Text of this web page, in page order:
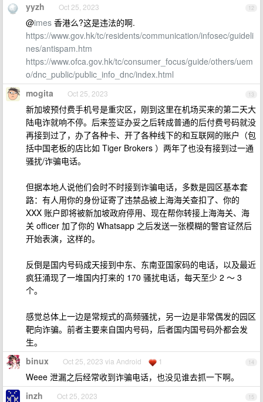
12
yyzh Oct 25, 2023
@imes 香港么?这是违法的啊.
https://www.gov.hk/tc/residents/communication/infosec/guideli
nes/antispam.htm
https://www.ofca.gov.hk/tc/consumer_focus/guide/others/uem
o/dnc_public/public_info_dnc/index.html
13
mogita Oct 25, 2023
新加坡预付费手机号是重灾区，刚到这里在机场买来的第二天大
陆电诈就响不停。后来签证办妥之后转成普通的后付费号码就没
再接到过了，办了各种卡、开了各种线下的和互联网的账户（包
括中国老板的店比如 Tiger Brokers ）两年了也没有接到过一通
骚扰/诈骗电话。
但据本地人说他们会时不时接到诈骗电话，多数是园区基本套
路：有人用你的身份证寄了违禁品被上海海关查扣了、你的
XXX 账户即将被新加坡政府停用、现在帮你转接上海海关、海
关 officer 加了你的 Whatsapp 之后发送一张模糊的警官证然后
开始表演，这样的。
反倒是国内号码成天接到中东、东南亚国家码的电话，以及最近
疯狂涌现了一堆国内打来的 170 骚扰电话，每天至少 2 ～ 3
个。
感觉总体上一边是常规式的高频骚扰，另一边是非常偶发的园区
靶向诈骗。前者主要来自国内号码，后者国内国号码外都会发
生。
14
binux Oct 25, 2023 via Android 1
Weee 泄漏之后经常收到诈骗电话，也没见谁去抓一下啊。
15
inzh Oct 25, 2023